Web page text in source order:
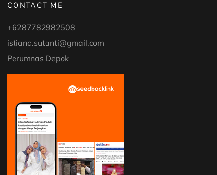
CONTACT ME
+6287782982508
istiana.sutanti@gmail.com
Perumnas Depok